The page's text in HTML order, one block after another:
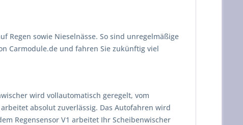
Regen sowie Nieselnässe. So sind unregelmäßige
Carmodule.de und fahren Sie zukünftig viel
wird vollautomatisch geregelt, vom
absolut zuverlässig. Das Autofahren wird
Regensensor V1 arbeitet Ihr Scheibenwischer